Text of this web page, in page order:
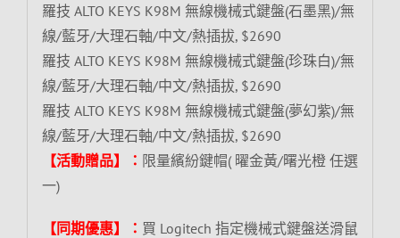
羅技 ALTO KEYS K98M 無線機械式鍵盤(石墨黑)/無
線/藍牙/大理石軸/中文/熱插拔, $2690
羅技 ALTO KEYS K98M 無線機械式鍵盤(珍珠白)/無
線/藍牙/大理石軸/中文/熱插拔, $2690
羅技 ALTO KEYS K98M 無線機械式鍵盤(夢幻紫)/無
線/藍牙/大理石軸/中文/熱插拔, $2690
【活動贈品】： 限量繽紛鍵帽( 曜金黃/曙光橙 任選
一)
【同期優惠】： 買 Logitech 指定機械式鍵盤送滑鼠